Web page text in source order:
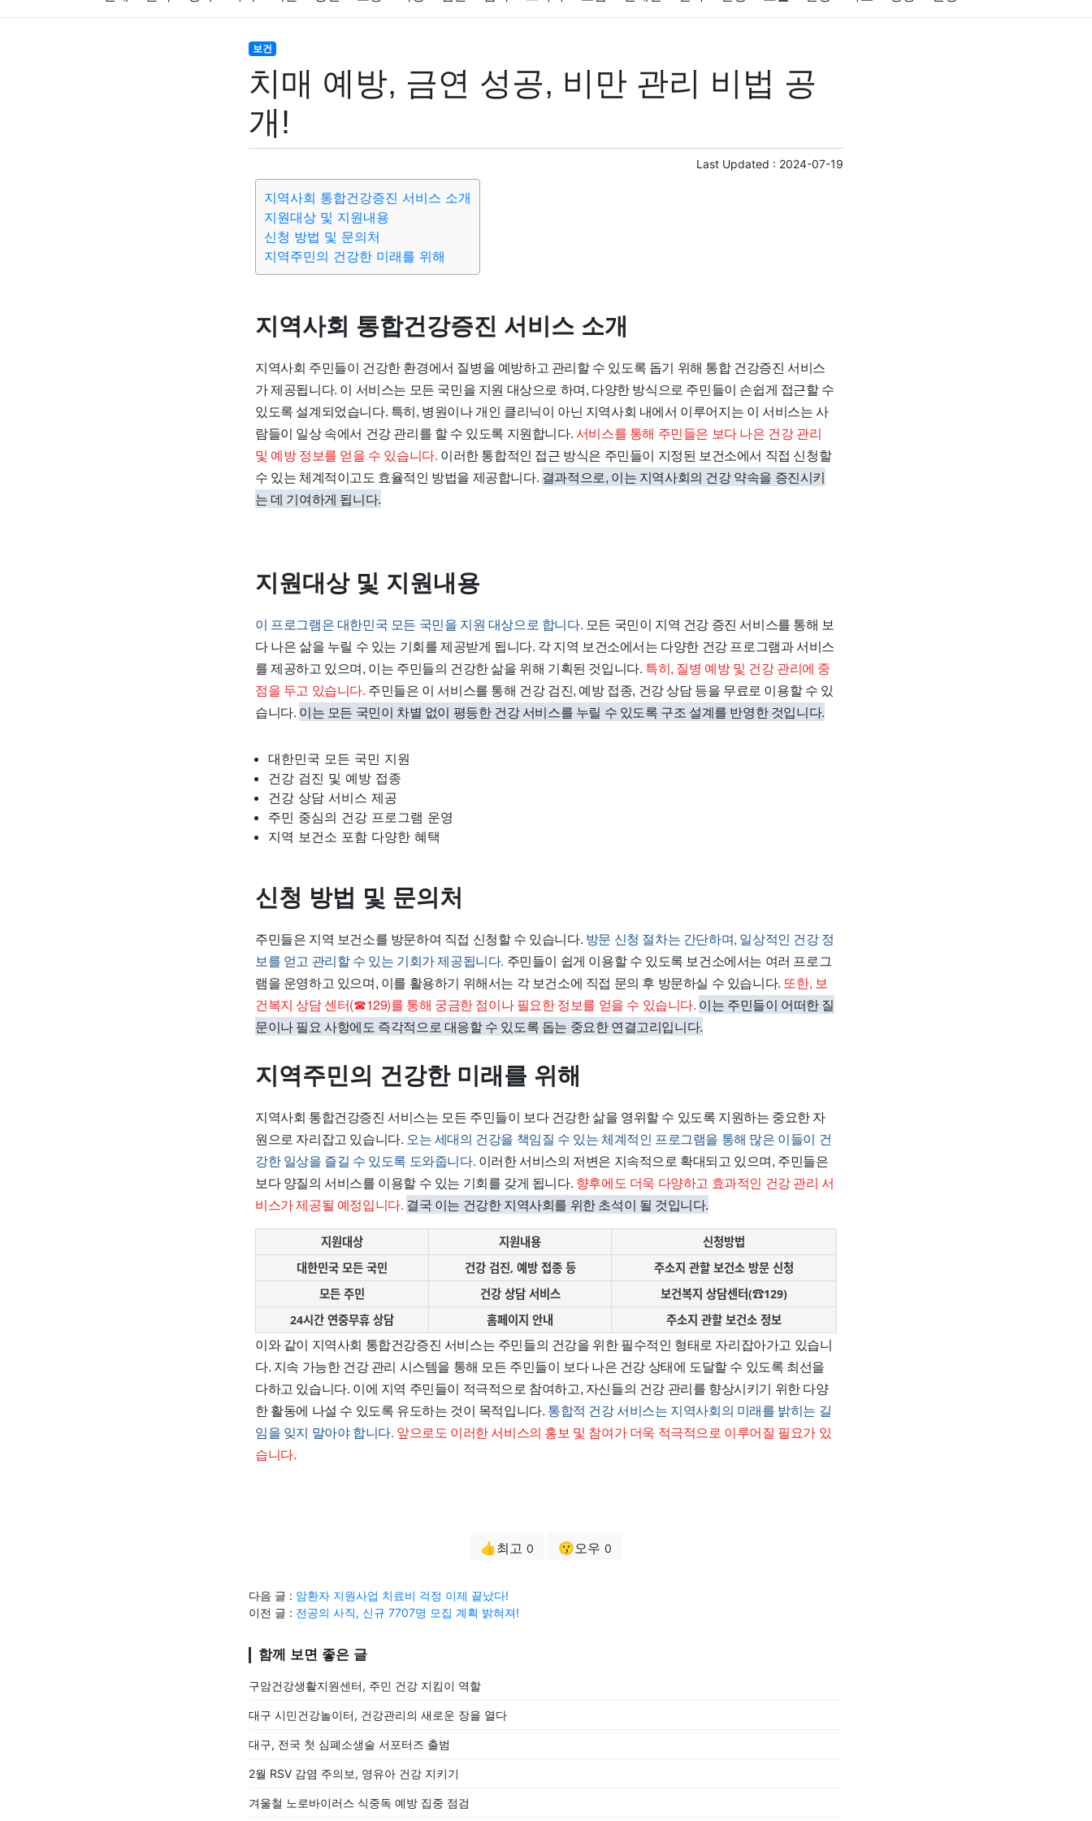
블록체인
여행 맛집 IT 컴퓨터 기술 종교 사회 정치 건강 의료 의학 경제 마케팅 부동산
보건
치매 예방, 금연 성공, 비만 관리 비법 공
개!
Last Updated : 2024-07-19
지역사회 통합건강증진 서비스 소개
지원대상 및 지원내용
신청 방법 및 문의처
지역주민의 건강한 미래를 위해
지역사회 통합건강증진 서비스 소개
지역사회 주민들이 건강한 환경에서 질병을 예방하고 관리할 수 있도록 돕기 위해 통합 건강증진 서비스
가 제공됩니다. 이 서비스는 모든 국민을 지원 대상으로 하며, 다양한 방식으로 주민들이 손쉽게 접근할 수
있도록 설계되었습니다. 특히, 병원이나 개인 클리닉이 아닌 지역사회 내에서 이루어지는 이 서비스는 사
람들이 일상 속에서 건강 관리를 할 수 있도록 지원합니다.서비스를 통해 주민들은 보다 나은 건강 관리
및 예방 정보를 얻을 수 있습니다. 이러한 통합적인 접근 방식은 주민들이 지정된 보건소에서 직접 신청할
수 있는 체계적이고도 효율적인 방법을 제공합니다. 결과적으로, 이는 지역사회의 건강 약속을 증진시키
는 데 기여하게 됩니다.
지원대상 및 지원내용
이 프로그램은 대한민국 모든 국민을 지원 대상으로 합니다. 모든 국민이 지역 건강 증진 서비스를 통해 보
다 나은 삶을 누릴 수 있는 기회를 제공받게 됩니다. 각 지역 보건소에서는 다양한 건강 프로그램과 서비스
를 제공하고 있으며, 이는 주민들의 건강한 삶을 위해 기획된 것입니다. 특히, 질병 예방 및 건강 관리에 중
점을 두고 있습니다. 주민들은 이 서비스를 통해 건강 검진, 예방 접종, 건강 상담 등을 무료로 이용할 수 있
습니다. 이는 모든 국민이 차별 없이 평등한 건강 서비스를 누릴 수 있도록 구조 설계를 반영한 것입니다.
대한민국 모든 국민 지원
건강 검진 및 예방 접종
건강 상담 서비스 제공
주민 중심의 건강 프로그램 운영
지역 보건소 포함 다양한 혜택
신청 방법 및 문의처
주민들은 지역 보건소를 방문하여 직접 신청할 수 있습니다. 방문 신청 절차는 간단하며, 일상적인 건강 정
보를 얻고 관리할 수 있는 기회가 제공됩니다. 주민들이 쉽게 이용할 수 있도록 보건소에서는 여러 프로그
램을 운영하고 있으며, 이를 활용하기 위해서는 각 보건소에 직접 문의 후 방문하실 수 있습니다. 또한, 보
건복지 상담 센터(☎129)를 통해 궁금한 점이나 필요한 정보를 얻을 수 있습니다. 이는 주민들이 어떠한 질
문이나 필요 사항에도 즉각적으로 대응할 수 있도록 돕는 중요한 연결고리입니다.
지역주민의 건강한 미래를 위해
지역사회 통합건강증진 서비스는 모든 주민들이 보다 건강한 삶을 영위할 수 있도록 지원하는 중요한 자
원으로 자리잡고 있습니다. 오는 세대의 건강을 책임질 수 있는 체계적인 프로그램을 통해 많은 이들이 건
강한 일상을 즐길 수 있도록 도와줍니다. 이러한 서비스의 저변은 지속적으로 확대되고 있으며, 주민들은
보다 양질의 서비스를 이용할 수 있는 기회를 갖게 됩니다. 향후에도 더욱 다양하고 효과적인 건강 관리 서
비스가 제공될 예정입니다. 결국 이는 건강한 지역사회를 위한 초석이 될 것입니다.
지원대상 지원내용
신청방법
대한민국 모든 국민
건강 검진, 예방 접종 등
주소지 관할 보건소 방문 신청
모든 주민
건강 상담 서비스
보건복지 상담센터(☎129)
24시간 연중무휴 상담
홈페이지 안내 주소지 관할 보건소 정보
이와 같이 지역사회 통합건강증진 서비스는 주민들의 건강을 위한 필수적인 형태로 자리잡아가고 있습니
다. 지속 가능한 건강 관리 시스템을 통해 모든 주민들이 보다 나은 건강 상태에 도달할 수 있도록 최선을
다하고 있습니다. 이에 지역 주민들이 적극적으로 참여하고, 자신들의 건강 관리를 향상시키기 위한 다양
한 활동에 나설 수 있도록 유도하는 것이 목적입니다. 통합적 건강 서비스는 지역사회의 미래를 밝히는 길
임을 잊지 말아야 합니다. 앞으로도 이러한 서비스의 홍보 및 참여가 더욱 적극적으로 이루어질 필요가 있
습니다.
👍최고 0 😗오우 0
다음 글 : 암환자 지원사업 치료비 걱정 이제 끝났다!
이전 글 : 전공의 사직, 신규 7707명 모집 계획 밝혀져!
함께 보면 좋은 글
구암건강생활지원센터, 주민 건강 지킴이 역할
대구 시민건강놀이터, 건강관리의 새로운 장을 열다
대구, 전국 첫 심폐소생술 서포터즈 출범
2월 RSV 감염 주의보, 영유아 건강 지키기
겨울철 노로바이러스 식중독 예방 집중 점검